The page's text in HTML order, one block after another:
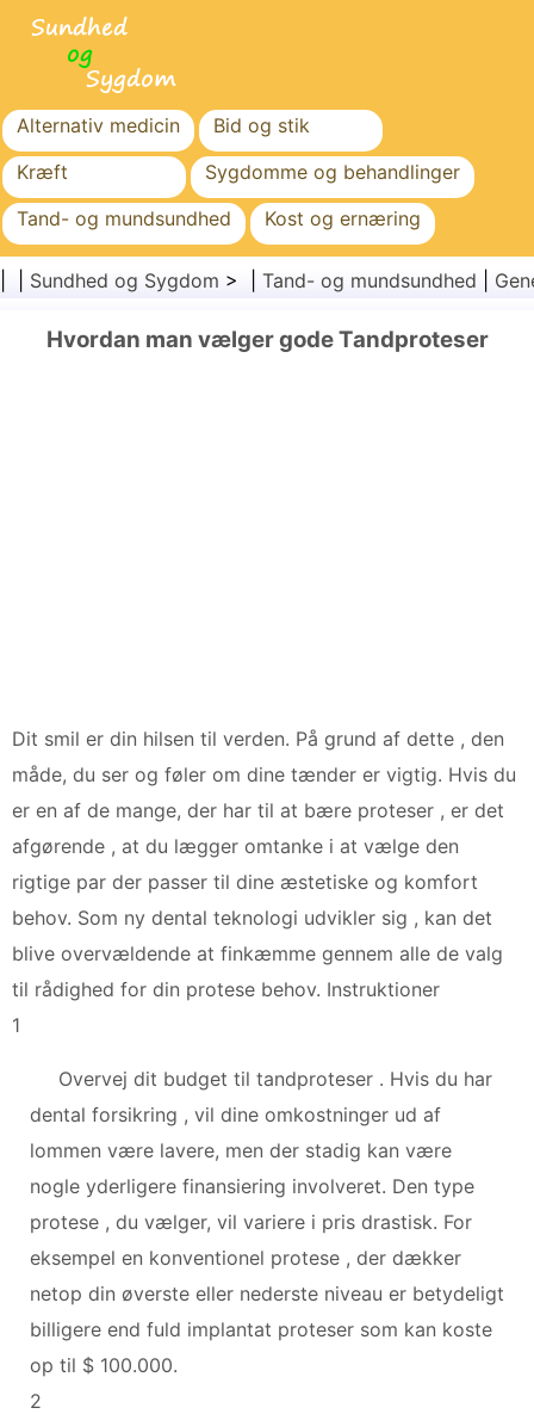
Alternativ medicin
Bid og stik
Kræft
Sygdomme og behandlinger
Tand- og mundsundhed
Kost og ernæring
Familiesundhed
Sundhedssektoren
Sundhed
Sundhed og Sygdom > | Tand- og mundsundhed
Hvordan man vælger gode Tandproteser
Dit smil er din hilsen til verden. På grund af dette , den
måde, du ser og føler om dine tænder er vigtig. Hvis du
er en af ​​de mange, der har til at bære proteser , er det
afgørende , at du lægger omtanke i at vælge den
rigtige par der passer til dine æstetiske og komfort
behov. Som ny dental teknologi udvikler sig , kan det
blive overvældende at finkæmme gennem alle de valg
til rådighed for din protese behov. Instruktioner
1
Overvej dit budget til tandproteser . Hvis du har
dental forsikring , vil dine omkostninger ud af
lommen være lavere, men der stadig kan være
nogle yderligere finansiering involveret. Den type
protese , du vælger, vil variere i pris drastisk. For
eksempel en konventionel protese , der dækker
netop din øverste eller nederste niveau er betydeligt
billigere end fuld implantat proteser som kan koste
op til $ 100.000.
2